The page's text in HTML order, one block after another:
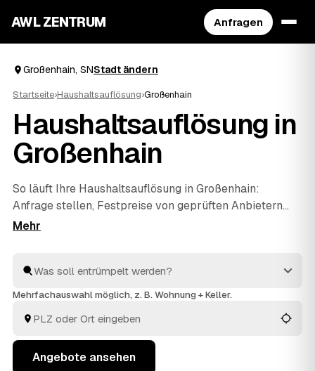
AWL ZENTRUM Anfragen
Großenhain, SNStadt ändern
Startseite›Haushaltsauflösung›Großenhain
Haushaltsauflösung in
Großenhain
So läuft Ihre Haushaltsauflösung in Großenhain:
Anfrage stellen, Festpreise von geprüften Anbietern
erhalten, vergleichen, beauftragen. Mehr müssen Sie
entsorgen alles fachgerecht. Verwertbare Möbel oder
Antiquitäten aus dem Nachlass werden auf die Kosten
besenrein übergeben. Die Angebote aus Großenhain
undDresdenundFreitalliegen Ihnen gebündelt vor,
ohne dass Sie selbst herumtelefonieren.
Mehrfachauswahl möglich, z. B. Wohnung + Keller.
Angebote ansehen